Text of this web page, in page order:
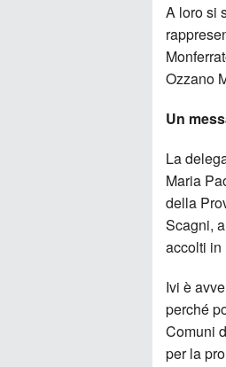
A loro si
Ozzano
Un
La
Maria
della
Scagni,
accolti in
Ivi è
perché
Comuni
per la